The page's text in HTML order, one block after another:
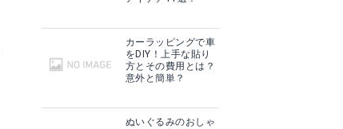
カーラッピングで車
をDIY！上手な貼り
方とその費用とは？
意外と簡単？
ぬいぐるみのおしゃ